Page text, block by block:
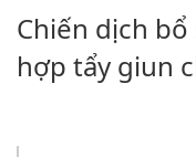
Chiến dịch
hợp tẩy giun